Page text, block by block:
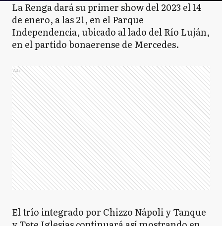
La Renga dará su primer show del 2023 el 14
de enero, a las 21, en el Parque
Independencia, ubicado al lado del Río Luján,
en el partido bonaerense de Mercedes.
Ads
El trío integrado por Chizzo Nápoli y Tanque